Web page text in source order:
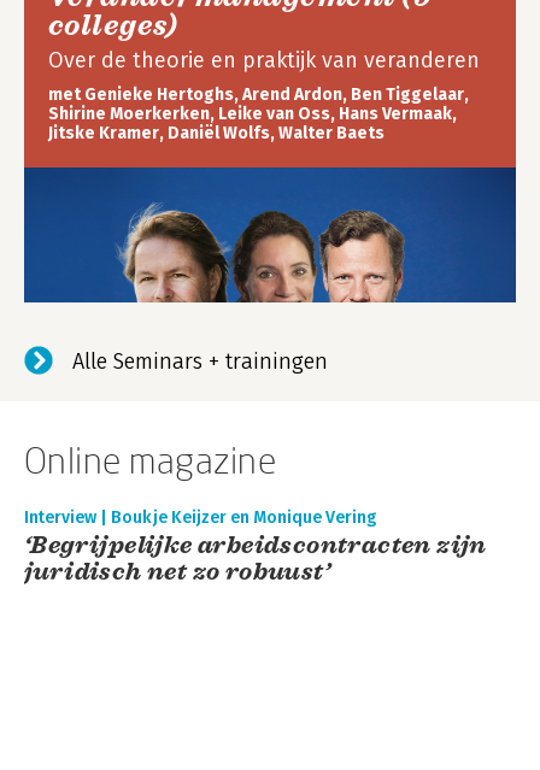
colleges)
Over de theorie en praktijk van veranderen
met Genieke Hertoghs, Arend Ardon, Ben Tiggelaar,
Shirine Moerkerken, Leike van Oss, Hans Vermaak,
Jitske Kramer, Daniël Wolfs, Walter Baets
Alle Seminars + trainingen
Online magazine
Interview | Boukje Keijzer en Monique Vering
‘Begrijpelijke arbeidscontracten zijn
juridisch net zo robuust’